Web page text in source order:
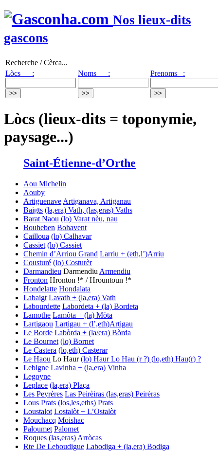
Nos lieux-dits
gascons
Recherche / Cèrca...
Lòcs :
Noms : Prenoms :
Lòcs (lieux-dits = toponymie,
paysage...)
Saint-Étienne-d’Orthe
Aou Michelin
Aouby
Artiguenave Artiganava, Artiganau
Baigts (la,era) Vath, (las,eras) Vaths
Barat Naou (lo) Varat nèu, nau
Bouheben Bohavent
Cailloua (lo) Calhavar
Cassiet (lo) Cassiet
Chemin d’Arriou Grand Larriu + (eth,l’)Arriu
Cousturé (lo) Costurèr
Darmandieu Darmendiu Armendiu
Fronton Hronton !* / Hrountoun !*
Hondelatte Hondalata
Labaigt Lavath + (la,era) Vath
Labourdette Labordeta + (la) Bordeta
Lamothe Lamòta + (la) Mòta
Lartigaou Lartigau + (l’,eth)Artigau
Le Borde Labòrda + (la/era) Bòrda
Le Bournet (lo) Bornet
Le Castera (lo,eth) Casterar
Le Haou Lo Haur(lo) Haur Lo Hau (r ?) (lo,eth) Hau(r) ?
Lebigne Lavinha + (la,era) Vinha
Legoyne
Leplace (la,era) Plaça
Les Peyrères Las Peirèiras (las,eras) Peirèras
Lous Prats (los,les,eths) Prats
Loustalot Lostalòt + L’Ostalòt
Mouchacq Moishac
Paloumet Palomet
Roques (las,eras) Arròcas
Rte De Leboudigue Labodiga + (la,era) Bodiga